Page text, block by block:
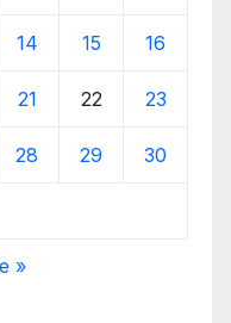
14 15 16
21 22 23
28 29 30
»